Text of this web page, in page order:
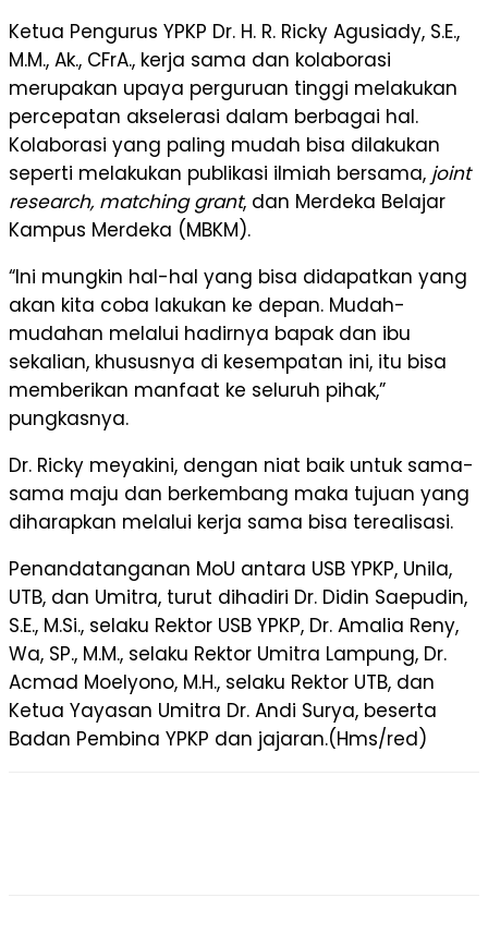
Ketua Pengurus YPKP Dr. H. R. Ricky Agusiady, S.E.,
M.M., Ak., CFrA., kerja sama dan kolaborasi
merupakan upaya perguruan tinggi melakukan
percepatan akselerasi dalam berbagai hal.
Kolaborasi yang paling mudah bisa dilakukan
seperti melakukan publikasi ilmiah bersama, joint
research, matching grant, dan Merdeka Belajar
Kampus Merdeka (MBKM).
“Ini mungkin hal-hal yang bisa didapatkan yang
akan kita coba lakukan ke depan. Mudah-
mudahan melalui hadirnya bapak dan ibu
sekalian, khususnya di kesempatan ini, itu bisa
memberikan manfaat ke seluruh pihak,”
pungkasnya.
Dr. Ricky meyakini, dengan niat baik untuk sama-
sama maju dan berkembang maka tujuan yang
diharapkan melalui kerja sama bisa terealisasi.
Penandatanganan MoU antara USB YPKP, Unila,
UTB, dan Umitra, turut dihadiri Dr. Didin Saepudin,
S.E., M.Si., selaku Rektor USB YPKP, Dr. Amalia Reny,
Wa, SP., M.M., selaku Rektor Umitra Lampung, Dr.
Acmad Moelyono, M.H., selaku Rektor UTB, dan
Ketua Yayasan Umitra Dr. Andi Surya, beserta
Badan Pembina YPKP dan jajaran.(Hms/red)